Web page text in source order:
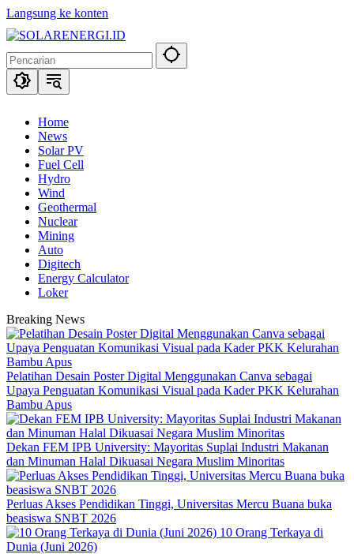
Langsung ke konten
Home
News
Solar PV
Fuel Cell
Hydro
Wind
Geothermal
Nuclear
Mining
Auto
Digitech
Energy Calculator
Loker
Breaking News
Pelatihan Desain Poster Digital Menggunakan Canva sebagai
Upaya Penguatan Komunikasi Visual pada Kader PKK Kelurahan
Bambu Apus
Dekan FEM IPB University: Mayoritas Suplai Industri Makanan
dan Minuman Halal Dikuasai Negara Muslim Minoritas
Perluas Akses Pendidikan Tinggi, Universitas Mercu Buana buka
beasiswa SNBT 2026
10 Orang Terkaya di
Dunia (Juni 2026)